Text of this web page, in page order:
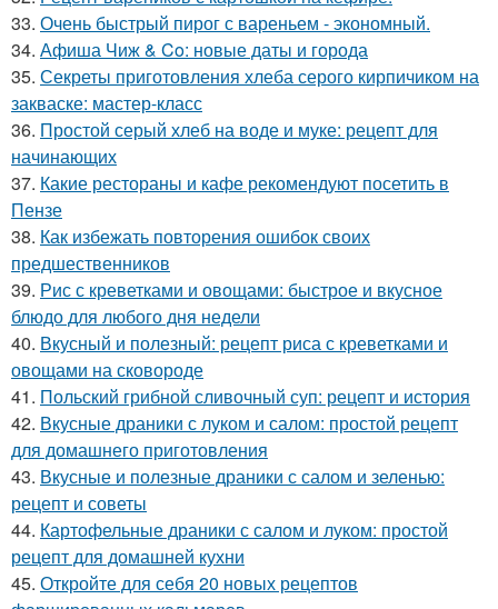
33. Очень быстрый пирог с вареньем - экономный.
34. Афиша Чиж & Co: новые даты и города
35. Секреты приготовления хлеба серого кирпичиком на
закваске: мастер-класс
36. Простой серый хлеб на воде и муке: рецепт для
начинающих
37. Какие рестораны и кафе рекомендуют посетить в
Пензе
38. Как избежать повторения ошибок своих
предшественников
39. Рис с креветками и овощами: быстрое и вкусное
блюдо для любого дня недели
40. Вкусный и полезный: рецепт риса с креветками и
овощами на сковороде
41. Польский грибной сливочный суп: рецепт и история
42. Вкусные драники с луком и салом: простой рецепт
для домашнего приготовления
43. Вкусные и полезные драники с салом и зеленью:
рецепт и советы
44. Картофельные драники с салом и луком: простой
рецепт для домашней кухни
45. Откройте для себя 20 новых рецептов